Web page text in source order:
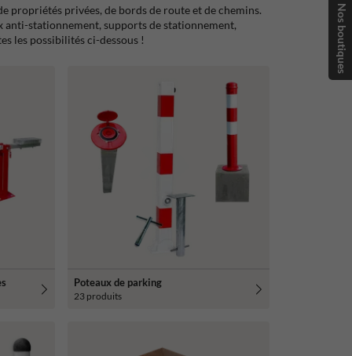
propriétés privées, de bords de route et de chemins.
stationnement, supports de stationnement,
les possibilités ci-dessous !
Poteaux de parking
23 produits
Nos boutiques